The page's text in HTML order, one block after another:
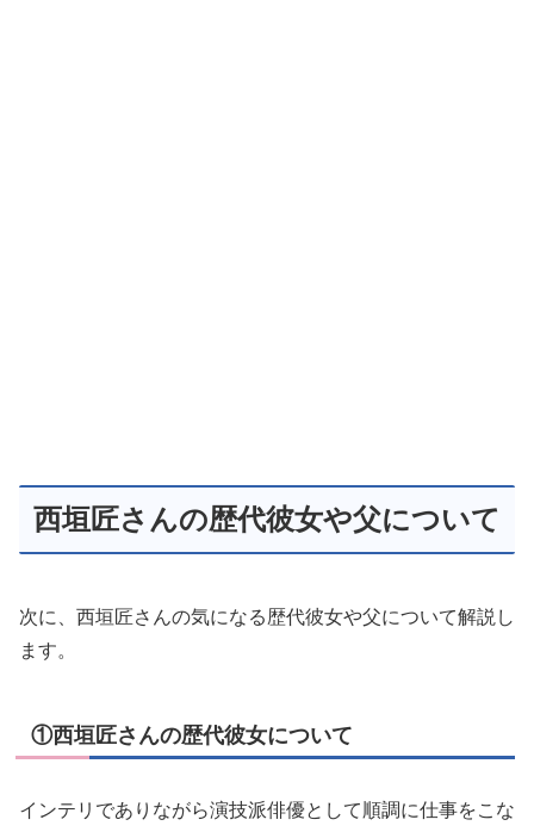
西垣匠さんの歴代彼女や父について
次に、西垣匠さんの気になる歴代彼女や父について解説し
ます。
①西垣匠さんの歴代彼女について
インテリでありながら演技派俳優として順調に仕事をこな